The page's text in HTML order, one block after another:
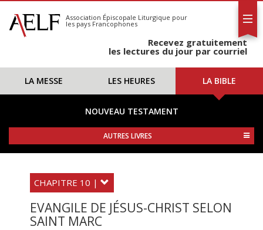
S'abonner
Calendrier
Association Épiscopale Liturgique pour
les pays Francophones
Recevez gratuitement
les lectures du jour par courriel
LA MESSE LES HEURES LA BIBLE
NOUVEAU TESTAMENT
AUTRES LIVRES
CHAPITRE 10 |
EVANGILE DE JÉSUS-CHRIST SELON
SAINT MARC